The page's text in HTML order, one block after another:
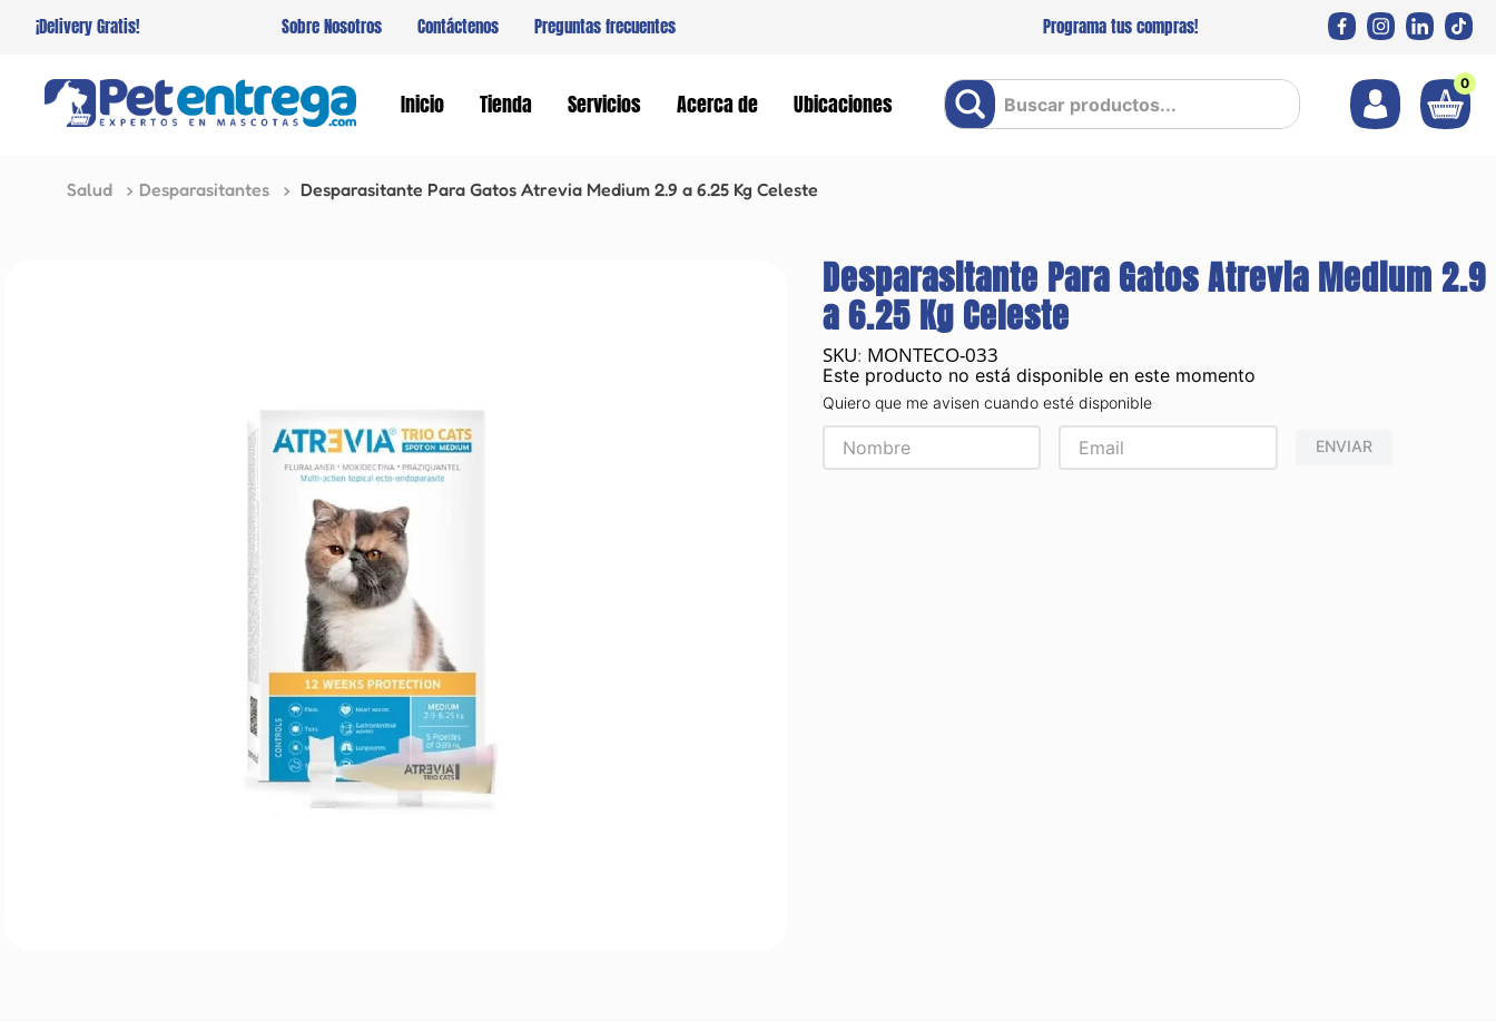
¡Delivery Gratis! Sobre Nosotros Contáctenos Preguntas frecuentes Programa tus compras!
Inicio Tienda Servicios Acerca de Ubicaciones
Buscar productos... 0
Salud Desparasitantes Desparasitante Para Gatos Atrevia Medium 2.9 a 6.25 Kg Celeste
Desparasitante Para Gatos Atrevia Medium 2.9
a 6.25 Kg Celeste
: MONTECO-033
Este producto no está disponible en este momento
Quiero que me avisen cuando esté disponible
ENVIAR